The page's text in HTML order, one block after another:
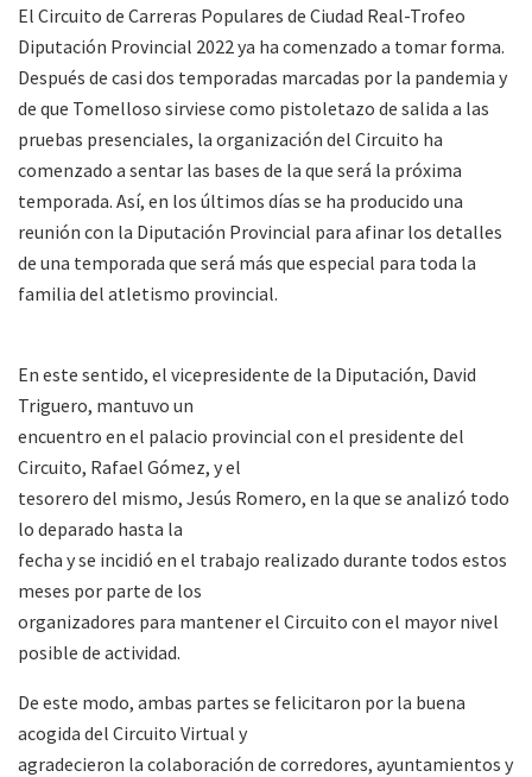
El Circuito de Carreras Populares de Ciudad Real-Trofeo
Diputación Provincial 2022 ya ha comenzado a tomar forma.
Después de casi dos temporadas marcadas por la pandemia y
de que Tomelloso sirviese como pistoletazo de salida a las
pruebas presenciales, la organización del Circuito ha
comenzado a sentar las bases de la que será la próxima
temporada. Así, en los últimos días se ha producido una
reunión con la Diputación Provincial para afinar los detalles
de una temporada que será más que especial para toda la
familia del atletismo provincial.
En este sentido, el vicepresidente de la Diputación, David
Triguero, mantuvo un
encuentro en el palacio provincial con el presidente del
Circuito, Rafael Gómez, y el
tesorero del mismo, Jesús Romero, en la que se analizó todo
lo deparado hasta la
fecha y se incidió en el trabajo realizado durante todos estos
meses por parte de los
organizadores para mantener el Circuito con el mayor nivel
posible de actividad.
De este modo, ambas partes se felicitaron por la buena
acogida del Circuito Virtual y
agradecieron la colaboración de corredores, ayuntamientos y